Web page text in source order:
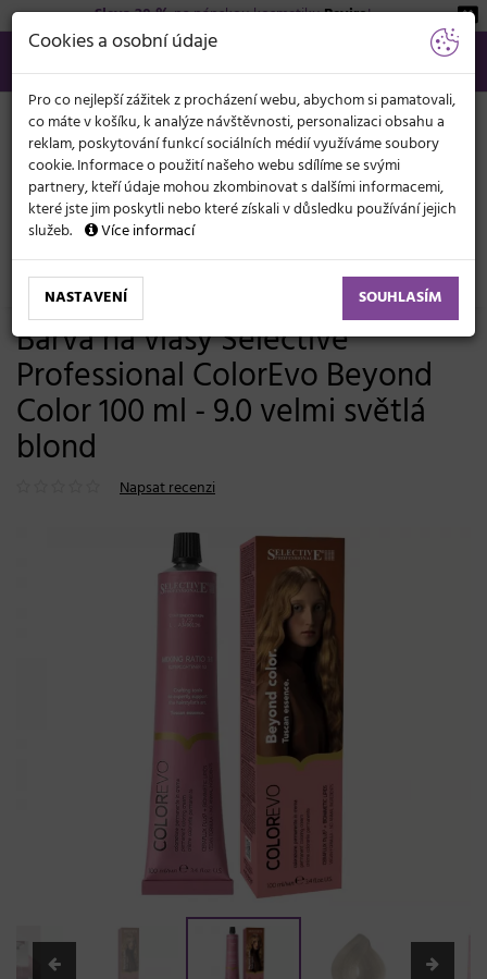
Sleva 20 %na pánskou kosmetikuBeviro!
566 440 099
info@svetkadernictvi.cz
Po−pá: 8−17
Vše o nákupu Kč
KATEGORIE
MENU
Vlasová kosmetika Barvy, melíry, přelivy
Oxidační barvy
ColorEvo 100 ml
Barva na vlasy Selective
Professional ColorEvo Beyond
Color 100 ml - 9.0 velmi světlá
blond
Napsat recenzi
Cookies a osobní údaje
Pro co nejlepší zážitek z procházení webu, abychom si pamatovali,
co máte v košíku, k analýze návštěvnosti, personalizaci obsahu a
reklam, poskytování funkcí sociálních médií využíváme soubory
cookie. Informace o použití našeho webu sdílíme se svými
partnery, kteří údaje mohou zkombinovat s dalšími informacemi,
které jste jim poskytli nebo které získali v důsledku používání jejich
služeb.
Více informací
NASTAVENÍ SOUHLASÍM